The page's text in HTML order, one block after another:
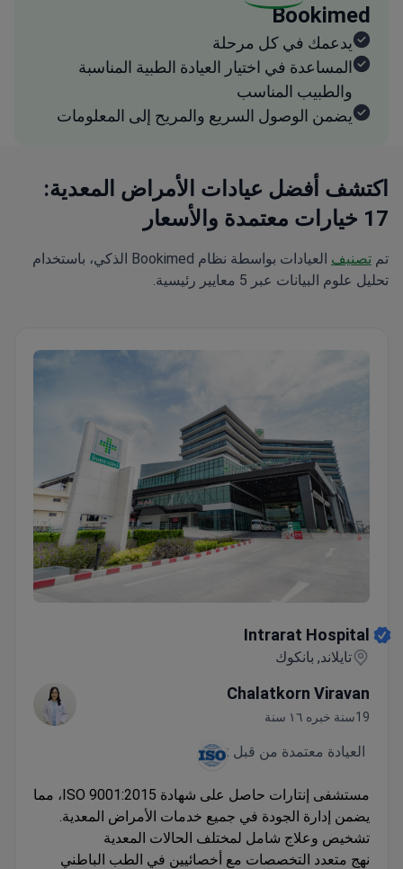
Bookimed
يدعمك في كل مرحلة
المساعدة في اختيار العيادة الطبية المناسبة
والطبيب المناسب
يضمن الوصول السريع والمريح إلى المعلومات
اكتشف أفضل عيادات الأمراض المعدية:
17 خيارات معتمدة والأسعار
تم تصنيف
العيادات بواسطة نظام Bookimed الذكي، باستخدام
تحليل علوم البيانات عبر 5 معايير رئيسية.
Intrarat Hospital
تايلاند, بانكوك
Chalatkorn Viravan
19سنة خبره ١٦ سنة
العيادة معتمدة من قبل :
مستشفى إنتارات حاصل على شهادة ISO 9001:2015، مما
يضمن إدارة الجودة في جميع خدمات الأمراض المعدية.
تشخيص وعلاج شامل لمختلف الحالات المعدية
نهج متعدد التخصصات مع أخصائيين في الطب الباطني